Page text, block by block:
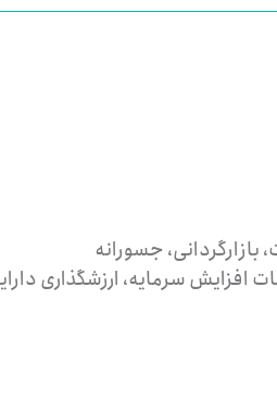
جسورانه
افزایش سرمایه، ارزشگذاری